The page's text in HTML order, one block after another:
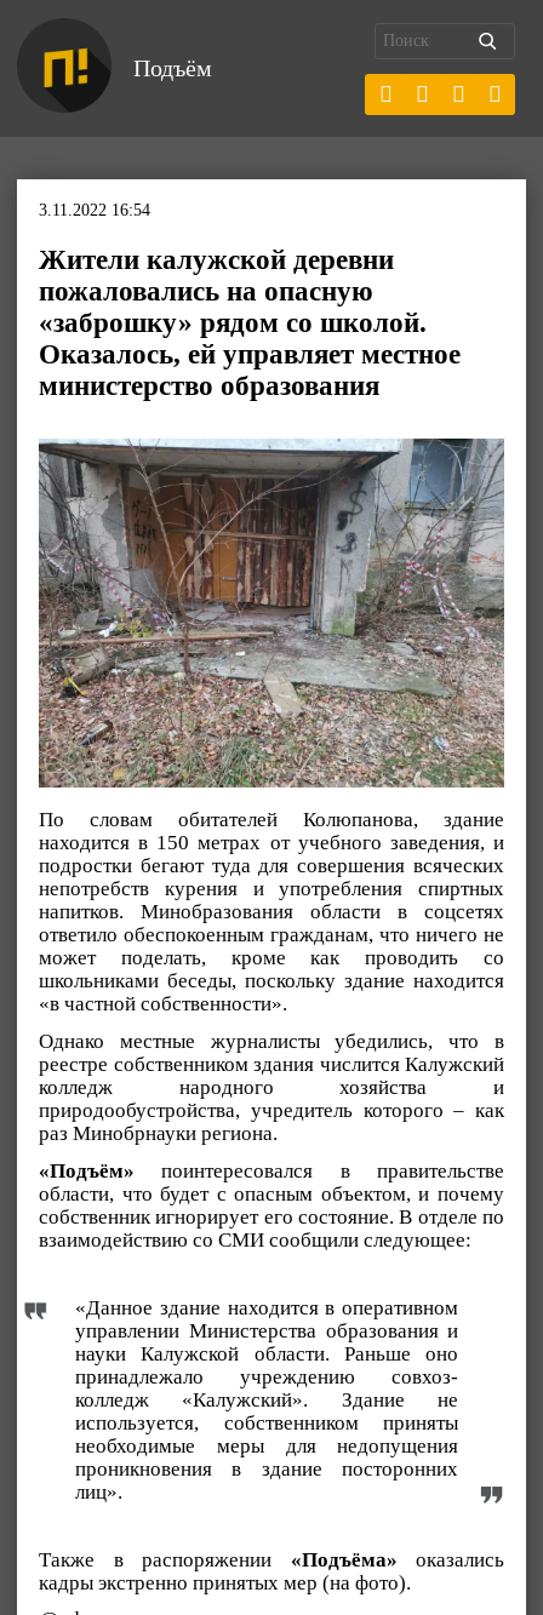
Подъём
3.11.2022 16:54
Жители калужской деревни
пожаловались на опасную
«заброшку» рядом со школой.
Оказалось, ей управляет местное
министерство образования
По словам обитателей Колюпанова, здание
находится в 150 метрах от учебного заведения, и
подростки бегают туда для совершения всяческих
непотребств курения и употребления спиртных
напитков. Минобразования области в соцсетях
ответило обеспокоенным гражданам, что ничего не
может поделать, кроме как проводить со
школьниками беседы, поскольку здание находится
«в частной собственности».
Однако местные журналисты убедились, что в
реестре собственником здания числится Калужский
колледж народного хозяйства и
природообустройства, учредитель которого – как
раз Минобрнауки региона.
«Подъём» поинтересовался в правительстве
области, что будет с опасным объектом, и почему
собственник игнорирует его состояние. В отделе по
взаимодействию со СМИ сообщили следующее:
«Данное здание находится в оперативном
управлении Министерства образования и
науки Калужской области. Раньше оно
принадлежало учреждению совхоз-
колледж «Калужский». Здание не
используется, собственником приняты
необходимые меры для недопущения
проникновения в здание посторонних
лиц».
Также в распоряжении «Подъёма» оказались
кадры экстренно принятых мер (на фото).